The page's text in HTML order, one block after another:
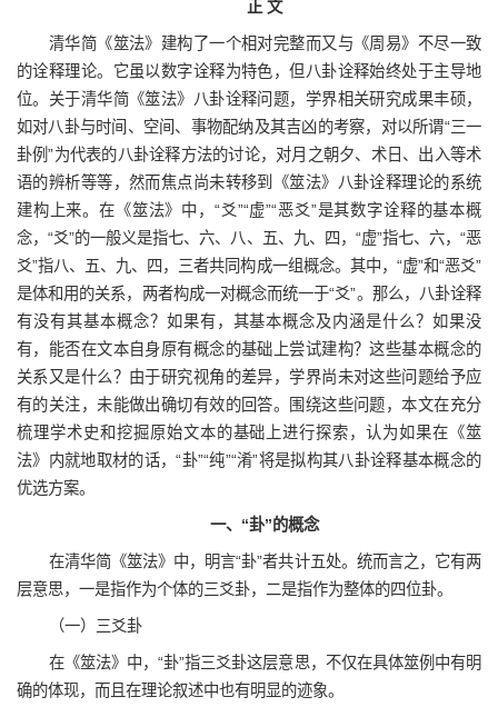
正 文
清华简《筮法》建构了一个相对完整而又与《周易》不尽一致
的诠释理论。它虽以数字诠释为特色，但八卦诠释始终处于主导地
位。关于清华简《筮法》八卦诠释问题，学界相关研究成果丰硕，
如对八卦与时间、空间、事物配纳及其吉凶的考察，对以所谓“三一
卦例”为代表的八卦诠释方法的讨论，对月之朝夕、术日、出入等术
语的辨析等等，然而焦点尚未转移到《筮法》八卦诠释理论的系统
建构上来。在《筮法》中，“爻”“虚”“恶爻”是其数字诠释的基本概
念，“爻”的一般义是指七、六、八、五、九、四，“虚”指七、六，“恶
爻”指八、五、九、四，三者共同构成一组概念。其中，“虚”和“恶爻”
是体和用的关系，两者构成一对概念而统一于“爻”。那么，八卦诠释
有没有其基本概念？如果有，其基本概念及内涵是什么？如果没
有，能否在文本自身原有概念的基础上尝试建构？这些基本概念的
关系又是什么？由于研究视角的差异，学界尚未对这些问题给予应
有的关注，未能做出确切有效的回答。围绕这些问题，本文在充分
梳理学术史和挖掘原始文本的基础上进行探索，认为如果在《筮
法》内就地取材的话，“卦”“纯”“淆”将是拟构其八卦诠释基本概念的
优选方案。
一、“卦”的概念
在清华简《筮法》中，明言“卦”者共计五处。统而言之，它有两
层意思，一是指作为个体的三爻卦，二是指作为整体的四位卦。
（一）三爻卦
在《筮法》中，“卦”指三爻卦这层意思，不仅在具体筮例中有明
确的体现，而且在理论叙述中也有明显的迹象。